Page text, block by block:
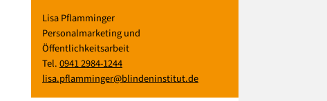
Lisa Pflamminger
Personalmarketing und
Öffentlichkeitsarbeit
Tel.0941 2984-1244
lisa.pflamminger@blindeninstitut.de